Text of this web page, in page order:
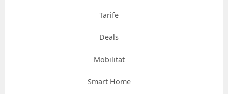
Tarife
Deals
Mobilität
Smart Home